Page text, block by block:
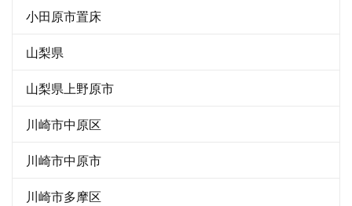
小田原市置床
山梨県
山梨県上野原市
川崎市中原区
川崎市中原市
川崎市多摩区